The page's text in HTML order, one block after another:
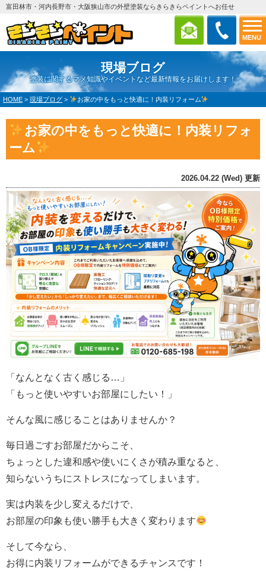
MENU
富田林市・河内長野市・大阪狭山市の外壁塗装ならきらきらペイントへお任せ
現場ブログ
塗装に関するマメ知識やイベントなど最新情報をお届けします！
HOME > 現場ブログ > お家の中をもっと快適に！内装リフォーム
お家の中をもっと快適に！内装リフォ
ーム
2026.04.22 (Wed) 更新
「なんとなく古く感じる…」
「もっと使いやすいお部屋にしたい！」
そんな風に感じることはありませんか？
毎日過ごすお部屋だからこそ、
ちょっとした違和感や使いにくさが積み重なると、
知らないうちにストレスになってしまいます。
実は内装を少し変えるだけで、
お部屋の印象も使い勝手も大きく変わります
そして今なら、
お得に内装リフォームができるチャンスです！